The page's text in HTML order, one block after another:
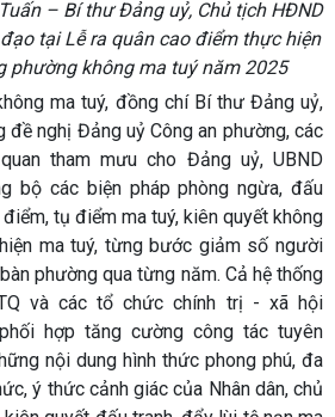
– Bí thư Đảng uỷ, Chủ tịch HĐND
tại Lễ ra quân cao điểm thực hiện
phường không ma tuý năm 2025
ma tuý, đồng chí Bí thư Đảng uỷ,
đề nghị Đảng uỷ Công an phường, các
tham mưu cho Đảng uỷ, UBND
bộ các biện pháp phòng ngừa, đấu
tụ điểm ma tuý, kiên quyết không
ma tuý, từng bước giảm số người
phường qua từng năm. Cả hệ thống
và các tổ chức chính trị - xã hội
hợp tăng cường công tác tuyên
nội dung hình thức phong phú, đa
ý thức cảnh giác của Nhân dân, chủ